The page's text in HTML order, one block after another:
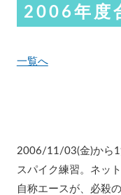
2006年度
一覧へ
2006/11/03(金)から1
スパイク練習。ネッ
自称エースが、必殺